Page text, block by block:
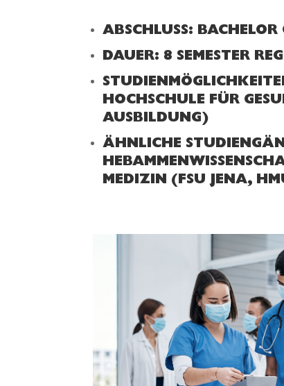
ABSCHLUSS: BACHELOR
DAUER: 8 SEMESTER
HOCHSCHULE FÜR
AUSBILDUNG)
ÄHNLICHE
MEDIZIN (FSU JENA,